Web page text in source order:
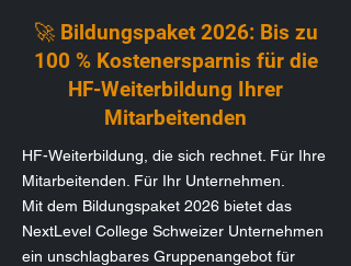
🚀 Bildungspaket 2026: Bis zu
100 % Kostenersparnis für die
HF-Weiterbildung Ihrer
Mitarbeitenden
HF-Weiterbildung, die sich rechnet. Für Ihre
Mitarbeitenden. Für Ihr Unternehmen.
Mit dem Bildungspaket 2026 bietet das
NextLevel College Schweizer Unternehmen
ein unschlagbares Gruppenangebot für